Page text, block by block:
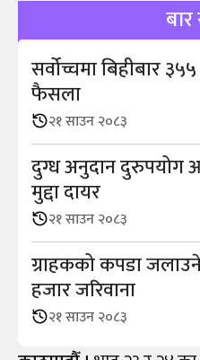
बार
सर्वोच्चमा बिहीबार
फैसला
२१ साउन २०८३
दुग्ध अनुदान दुरुपयोग
मुद्दा दायर
२१ साउन २०८३
ग्राहकको कपडा
हजार जरिवाना
२१ साउन २०८३